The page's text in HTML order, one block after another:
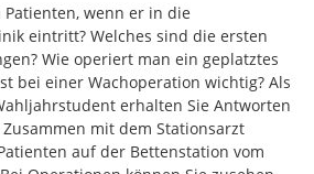
wenn er in die
eintritt? Welches sind die ersten
Wie operiert man ein geplatztes
bei einer Wachoperation wichtig? Als
erhalten Sie Antworten
mit dem Stationsarzt
auf der Bettenstation vom